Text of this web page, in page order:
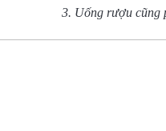
3. Uống rượu cũng